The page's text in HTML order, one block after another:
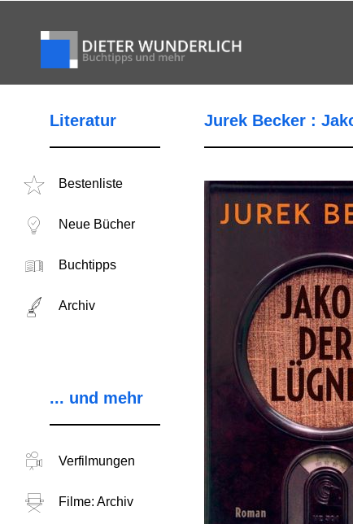
Literatur
Bestenliste
Neue Bücher
Buchtipps
Archiv
... und mehr
Verfilmungen
Filme: Archiv
Jurek Becker :